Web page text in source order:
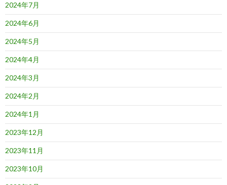
2024年7月
2024年6月
2024年5月
2024年4月
2024年3月
2024年2月
2024年1月
2023年12月
2023年11月
2023年10月